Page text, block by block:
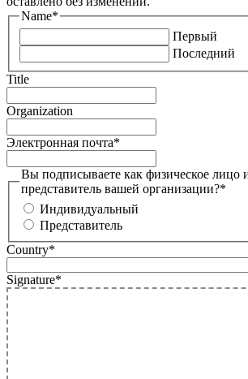
Name*
Первый
Последний
Title
Organization
Электронная почта*
Вы подписываете как физическое лицо
представитель вашей организации?*
Индивидуальный
Представитель
Country*
Signature*